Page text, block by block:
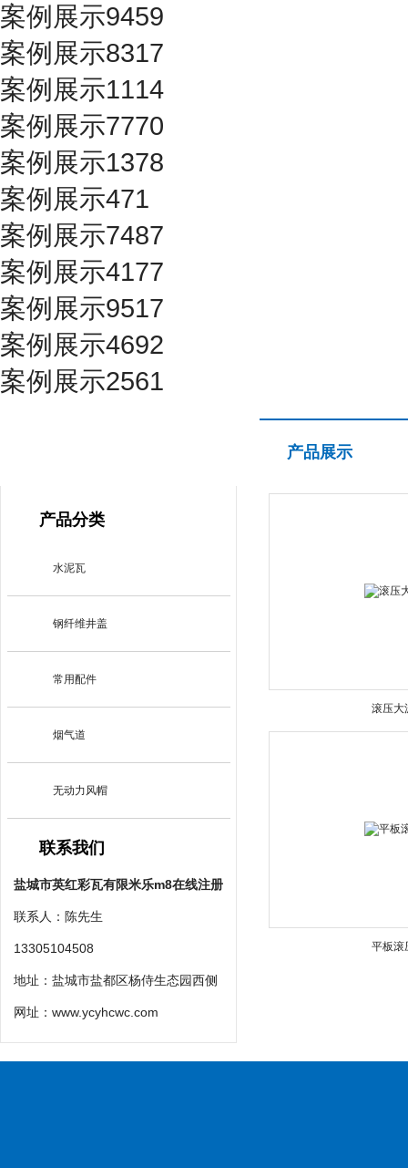
案例展示9459
案例展示8317
案例展示1114
案例展示7770
案例展示1378
案例展示471
案例展示7487
案例展示4177
案例展示9517
案例展示4692
案例展示2561
产品分类
水泥瓦
钢纤维井盖
常用配件
烟气道
无动力风帽
联系我们
盐城市英红彩瓦有限米乐m8在线注册
联系人：陈先生
13305104508
地址：盐城市盐都区杨侍生态园西侧
网址： www.ycyhcwc.com
产品展示
滚压大
平板滚